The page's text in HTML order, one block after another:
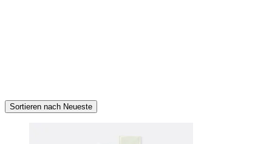
Sortieren nach Neueste